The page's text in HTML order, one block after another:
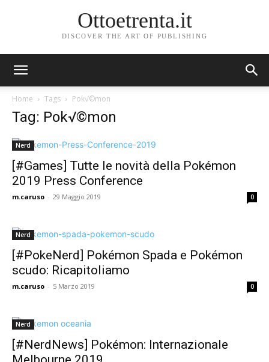
Ottoetrenta.it
DISCOVER THE ART OF PUBLISHING
Home Tags Pok√©mon
Tag: Pok√©mon
Nerd
[#Games] Tutte le novità della Pokémon
2019 Press Conference
m.caruso - 29 Maggio 2019 0
Nerd
[#PokeNerd] Pokémon Spada e Pokémon
scudo: Ricapitoliamo
m.caruso - 5 Marzo 2019 0
Nerd
[#NerdNews] Pokémon: Internazionale